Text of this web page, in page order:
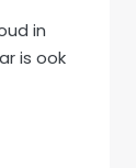
in
is ook